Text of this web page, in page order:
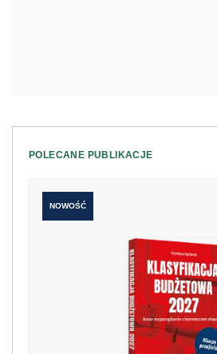
POLECANE PUBLIKACJE
NOWOŚĆ